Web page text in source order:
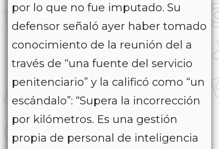
por lo que no fue imputado. Su
defensor señaló ayer haber tomado
conocimiento de la reunión del a
través de “una fuente del servicio
penitenciario” y la calificó como “un
escándalo”: “Supera la incorrección
por kilómetros. Es una gestión
propia de personal de inteligencia